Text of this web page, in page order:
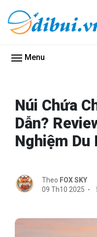
Menu
Núi Chứa
Dẫn?
Nghiệm Du
Theo FOX SKY
09 Th10 2025